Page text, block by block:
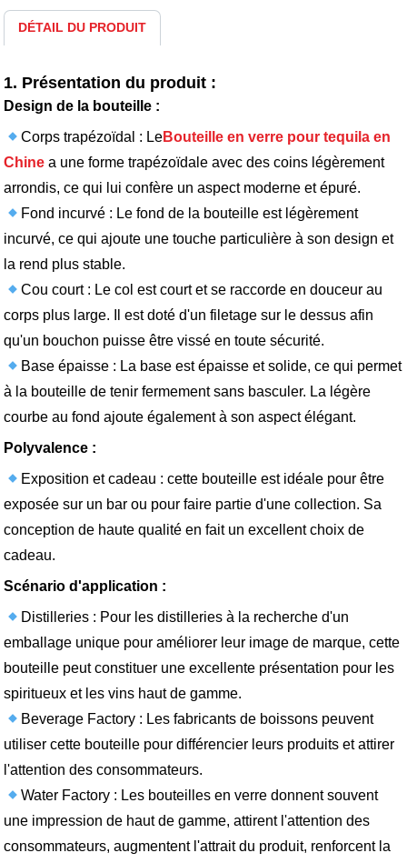
DÉTAIL DU PRODUIT
1. Présentation du produit :
Design de la bouteille :
Corps trapézoïdal : LeBouteille en verre pour tequila en
Chine a une forme trapézoïdale avec des coins légèrement
arrondis, ce qui lui confère un aspect moderne et épuré.
Fond incurvé : Le fond de la bouteille est légèrement
incurvé, ce qui ajoute une touche particulière à son design et
la rend plus stable.
Cou court : Le col est court et se raccorde en douceur au
corps plus large. Il est doté d'un filetage sur le dessus afin
qu'un bouchon puisse être vissé en toute sécurité.
Base épaisse : La base est épaisse et solide, ce qui permet
à la bouteille de tenir fermement sans basculer. La légère
courbe au fond ajoute également à son aspect élégant.
Polyvalence :
Exposition et cadeau : cette bouteille est idéale pour être
exposée sur un bar ou pour faire partie d'une collection. Sa
conception de haute qualité en fait un excellent choix de
cadeau.
Scénario d'application :
Distilleries : Pour les distilleries à la recherche d'un
emballage unique pour améliorer leur image de marque, cette
bouteille peut constituer une excellente présentation pour les
spiritueux et les vins haut de gamme.
Beverage Factory : Les fabricants de boissons peuvent
utiliser cette bouteille pour différencier leurs produits et attirer
l'attention des consommateurs.
Water Factory : Les bouteilles en verre donnent souvent
une impression de haut de gamme, attirent l'attention des
consommateurs, augmentent l'attrait du produit, renforcent la